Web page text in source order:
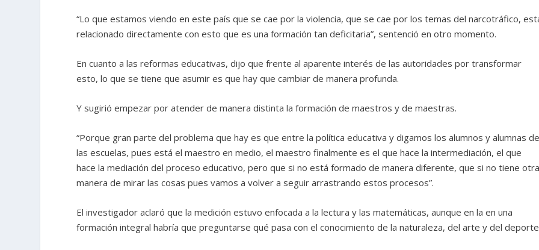
“Lo que estamos viendo en este país que se cae por la violencia, que se cae por los temas del narcotráfico,
relacionado directamente con esto que es una formación tan deficitaria”, sentenció en otro momento.
En cuanto a las reformas educativas, dijo que frente al aparente interés de las autoridades por transformar
esto, lo que se tiene que asumir es que hay que cambiar de manera profunda.
Y sugirió empezar por atender de manera distinta la formación de maestros y de maestras.
“Porque gran parte del problema que hay es que entre la política educativa y digamos los alumnos y alumnas
las escuelas, pues está el maestro en medio, el maestro finalmente es el que hace la intermediación, el que
hace la mediación del proceso educativo, pero que si no está formado de manera diferente, que si no tiene
manera de mirar las cosas pues vamos a volver a seguir arrastrando estos procesos”.
El investigador aclaró que la medición estuvo enfocada a la lectura y las matemáticas, aunque en la en una
formación integral habría que preguntarse qué pasa con el conocimiento de la naturaleza, del arte y del